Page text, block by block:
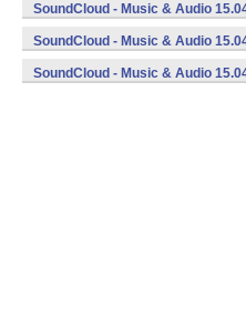
SoundCloud - Music & Audio
SoundCloud - Music & Audio
SoundCloud - Music & Audio